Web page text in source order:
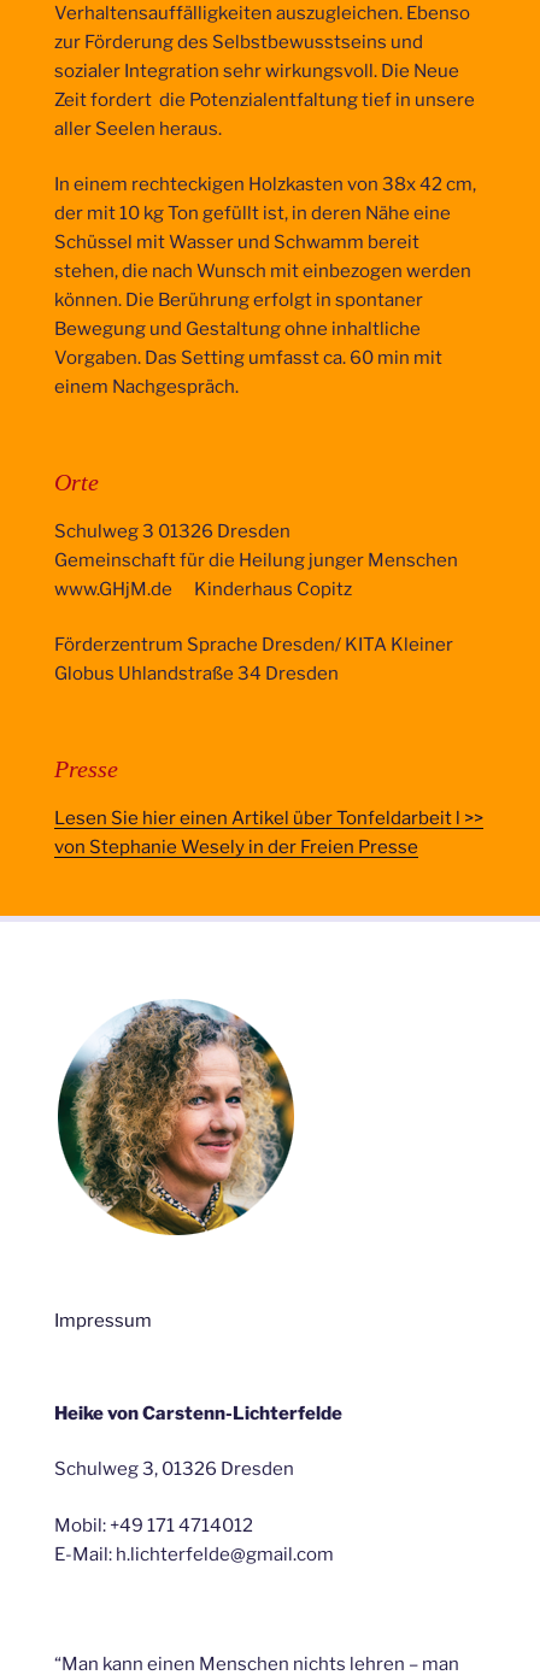
Verhaltensauffälligkeiten auszugleichen. Ebenso
zur Förderung des Selbstbewusstseins und
sozialer Integration sehr wirkungsvoll. Die Neue
Zeit fordert die Potenzialentfaltung tief in unsere
aller Seelen heraus.
In einem rechteckigen Holzkasten von 38x 42 cm,
der mit 10 kg Ton gefüllt ist, in deren Nähe eine
Schüssel mit Wasser und Schwamm bereit
stehen, die nach Wunsch mit einbezogen werden
können. Die Berührung erfolgt in spontaner
Bewegung und Gestaltung ohne inhaltliche
Vorgaben. Das Setting umfasst ca. 60 min mit
einem Nachgespräch.
Orte
Schulweg 3 01326 Dresden
Gemeinschaft für die Heilung junger Menschen
www.GHjM.de Kinderhaus Copitz
Förderzentrum Sprache Dresden/ KITA Kleiner
Globus Uhlandstraße 34 Dresden
Presse
Lesen Sie hier einen Artikel über Tonfeldarbeit l >>
von Stephanie Wesely in der Freien Presse
Impressum
Heike von Carstenn-Lichterfelde
Schulweg 3, 01326 Dresden
Mobil: +49 171 4714012
E-Mail: h.lichterfelde@gmail.com
“Man kann einen Menschen nichts lehren – man